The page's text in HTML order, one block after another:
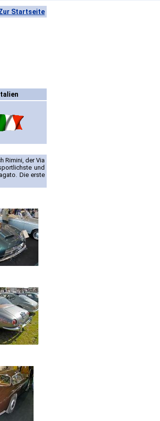
Startseite
Italien
Rimini, der Via
und
Die erste